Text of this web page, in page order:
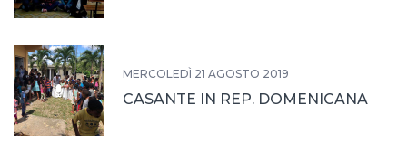
MERCOLEDÌ 21 AGOSTO 2019
CASANTE IN REP. DOMENICANA